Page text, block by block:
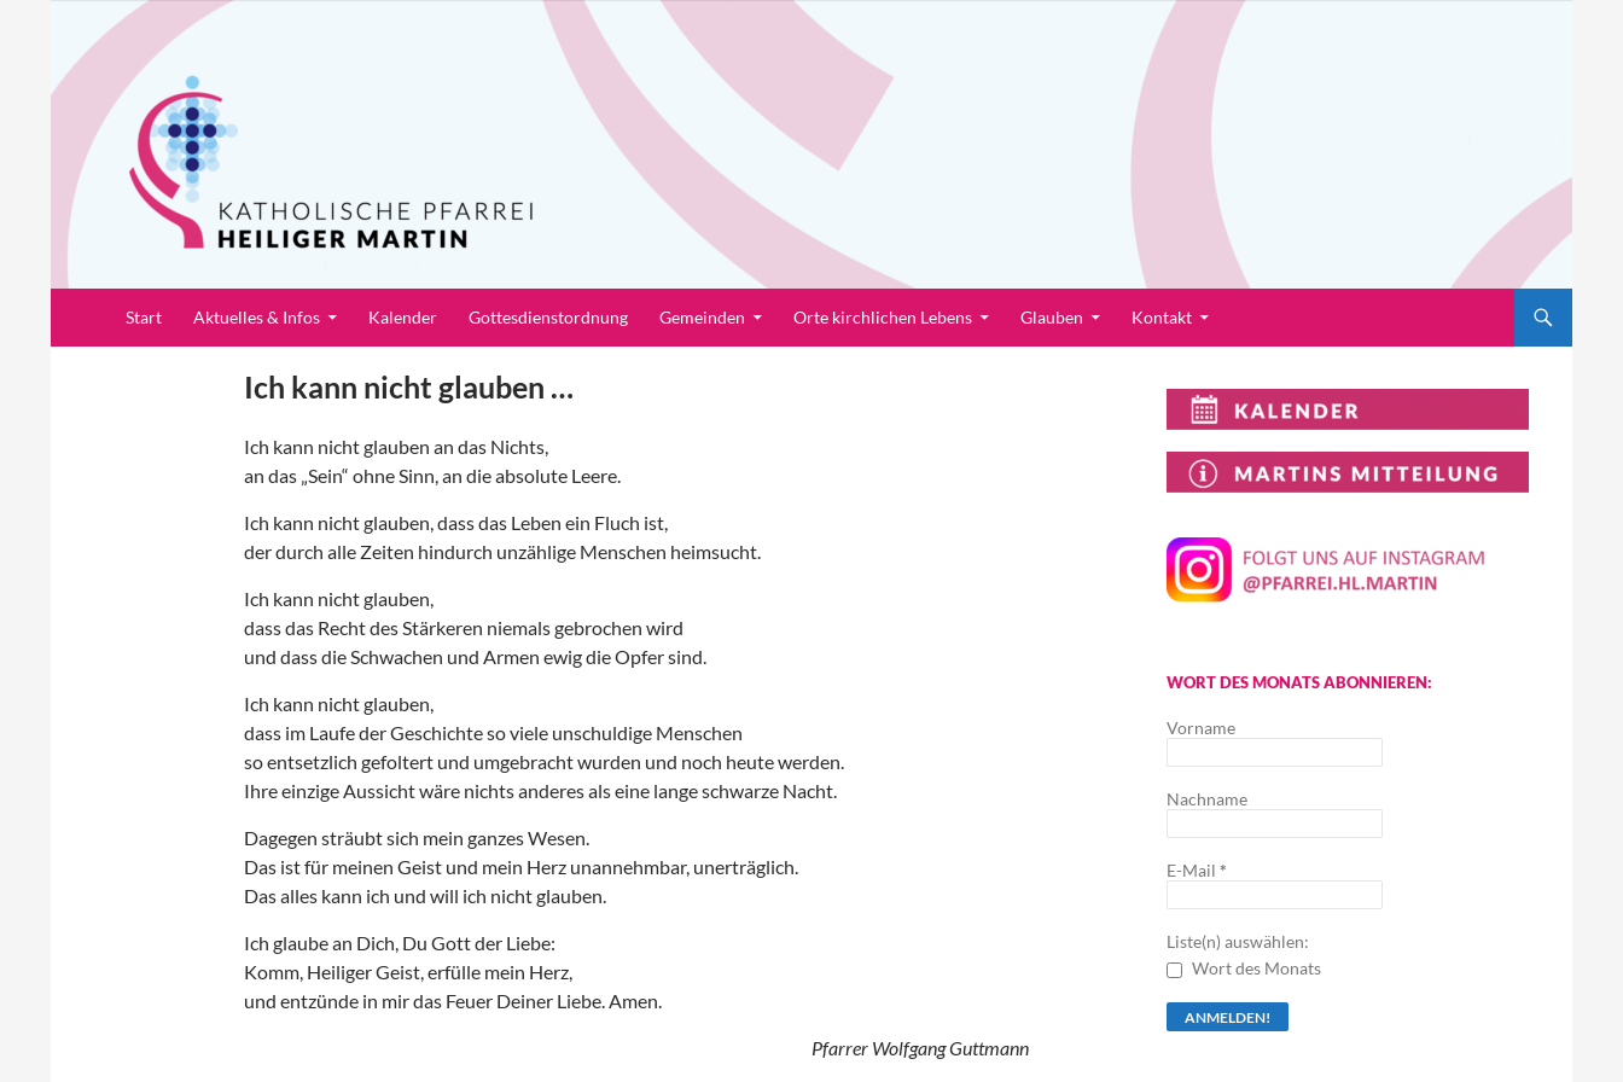
springen
Pfarrei Heiliger Martin
Start Aktuelles & Infos Kalender Gottesdienstordnung Gemeinden Orte kirchlichen Lebens Glauben Kontakt
Ich kann nicht glauben …
Ich kann nicht glauben an das Nichts,
an das „Sein“ ohne Sinn, an die absolute Leere.
Ich kann nicht glauben, dass das Leben ein Fluch ist,
der durch alle Zeiten hindurch unzählige Menschen heimsucht.
Ich kann nicht glauben,
dass das Recht des Stärkeren niemals gebrochen wird
und dass die Schwachen und Armen ewig die Opfer sind.
Ich kann nicht glauben,
dass im Laufe der Geschichte so viele unschuldige Menschen
so entsetzlich gefoltert und umgebracht wurden und noch heute werden.
Ihre einzige Aussicht wäre nichts anderes als eine lange schwarze Nacht.
Dagegen sträubt sich mein ganzes Wesen.
Das ist für meinen Geist und mein Herz unannehmbar, unerträglich.
Das alles kann ich und will ich nicht glauben.
Ich glaube an Dich, Du Gott der Liebe:
Komm, Heiliger Geist, erfülle mein Herz,
und entzünde in mir das Feuer Deiner Liebe. Amen.
Pfarrer Wolfgang Guttmann
WORT DES MONATS ABONNIEREN:
Vorname
Nachname
E-Mail *
Liste(n) auswählen:
Wort des Monats